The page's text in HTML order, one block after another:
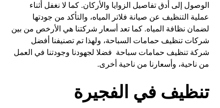
الوصول إلى أدق تفاصيل الزوايا والأركان. كما لا نغفل أثناء
عملية التنظيف عن صيانة فلاتر المياه، والتأكد من جودتها
لضمان نظافة المياه. كما تعد أسعار شركتنا هي الأرخص من بين
شركات تنظيف حمامات السباحة، ولهذا تم تصنيفنا أفضل
شركة تنظيف حمامات سباحة فضلا لجهودنا وجودتنا في العمل
من ناحية، وأسعارنا من ناحية أخرى.
تنظيف في الفجيرة